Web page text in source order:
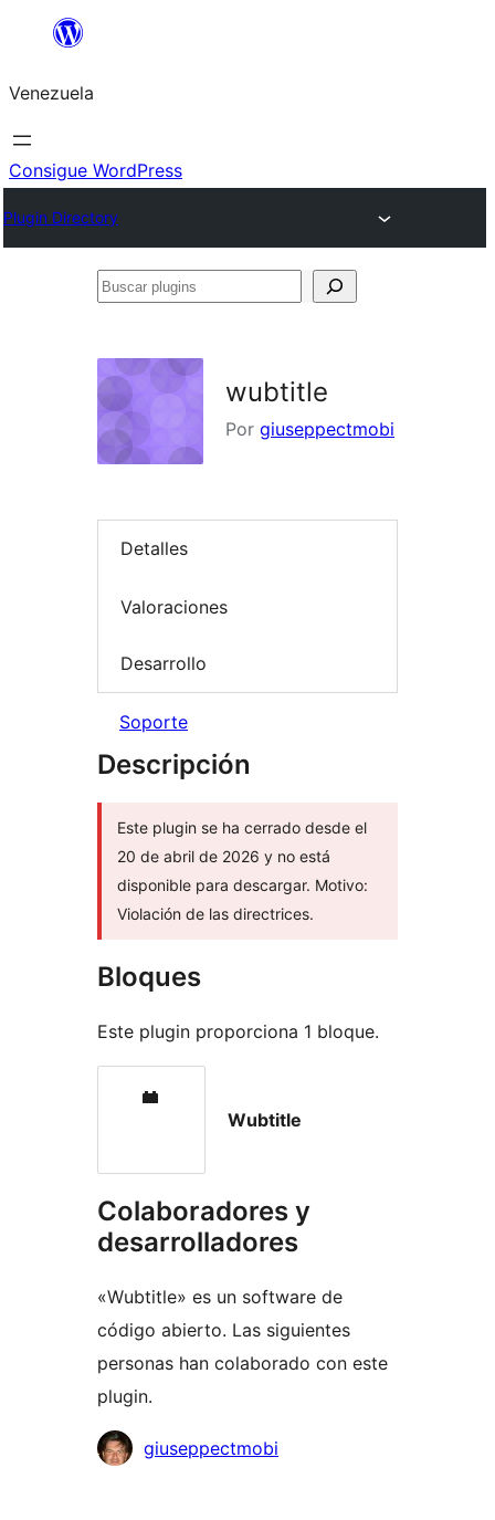
Saltar
contenido
Venezuela
Consigue WordPress
Plugin Directory
Buscar
wubtitle
Por giuseppectmobi
Detalles
Valoraciones
Desarrollo
Soporte
Descripción
Este plugin se ha cerrado desde el
20 de abril de 2026 y no está
disponible para descargar. Motivo:
Violación de las directrices.
Bloques
Este plugin proporciona 1 bloque.
Wubtitle
Colaboradores y
desarrolladores
«Wubtitle» es un software de
código abierto. Las siguientes
personas han colaborado con este
plugin.
Colaboradores
giuseppectmobi